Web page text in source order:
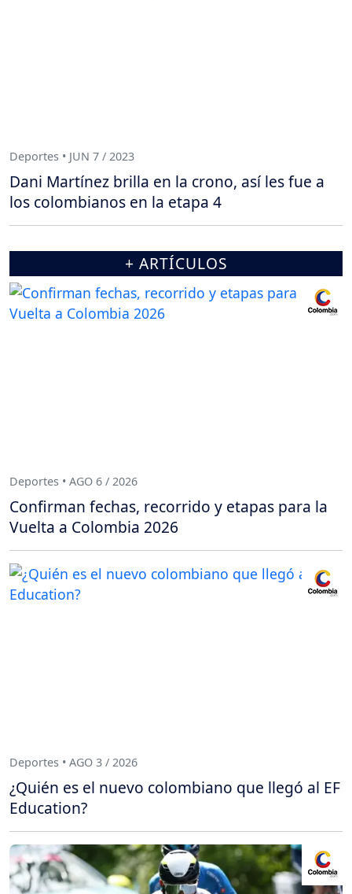
Deportes • JUN 7 / 2023
Dani Martínez brilla en la crono, así les fue a
los colombianos en la etapa 4
+ ARTÍCULOS
Deportes • AGO 6 / 2026
Confirman fechas, recorrido y etapas para la
Vuelta a Colombia 2026
Deportes • AGO 3 / 2026
¿Quién es el nuevo colombiano que llegó al EF
Education?